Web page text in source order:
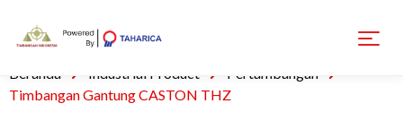
Beranda Industrial Product
Pertambangan
Timbangan Gantung CASTON THZ